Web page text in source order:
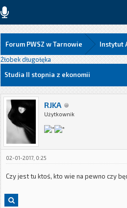
Forum PWSZ w Tarnowie Instytut
Żłobek długołęka
Studia II stopnia z ekonomii
RJKA
Użytkownik
02-01-2017, 0:25
Czy jest tu ktoś, kto wie na pewno czy